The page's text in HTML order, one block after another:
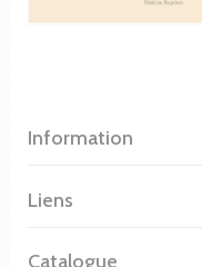
Information
Liens
Catalogue